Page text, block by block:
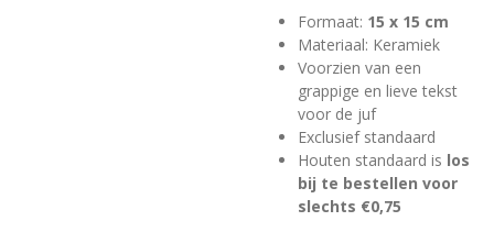
Formaat: 15 x 15 cm
Materiaal: Keramiek
Voorzien van een
grappige en lieve tekst
voor de juf
Exclusief standaard
Houten standaard is los
bij te bestellen voor
slechts €0,75